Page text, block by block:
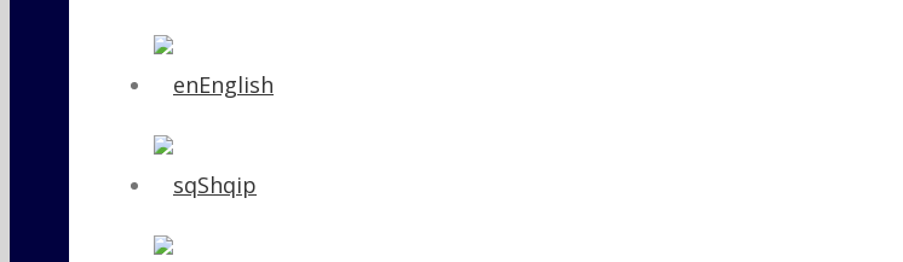
English
Shqip